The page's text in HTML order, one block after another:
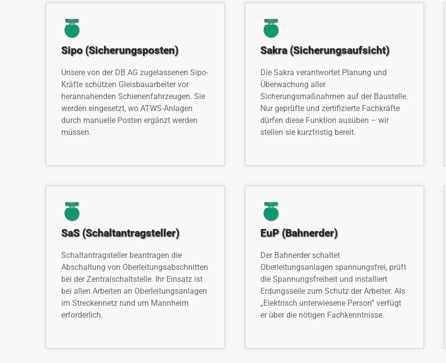
Sipo (Sicherungsposten)
Unsere von der DB AG zugelassenen Sipo-
Kräfte schützen Gleisbauarbeiter vor
herannahenden Schienenfahrzeugen. Sie
werden eingesetzt, wo ATWS-Anlagen
durch manuelle Posten ergänzt werden
müssen.
Sakra (Sicherungsaufsicht)
Die Sakra verantwortet Planung und
Überwachung aller
Sicherungsmaßnahmen auf der Baustelle.
Nur geprüfte und zertifizierte Fachkräfte
dürfen diese Funktion ausüben – wir
stellen sie kurzfristig bereit.
SaS (Schaltantragsteller)
Schaltantragsteller beantragen die
Abschaltung von Oberleitungsabschnitten
bei der Zentralschaltstelle. Ihr Einsatz ist
bei allen Arbeiten an Oberleitungsanlagen
im Streckennetz rund um Mannheim
erforderlich.
EuP (Bahnerder)
Der Bahnerder schaltet
Oberleitungsanlagen spannungsfrei, prüft
die Spannungsfreiheit und installiert
Erdungsseile zum Schutz der Arbeiter. Als
„Elektrisch unterwiesene Person“ verfügt
er über die nötigen Fachkenntnisse.